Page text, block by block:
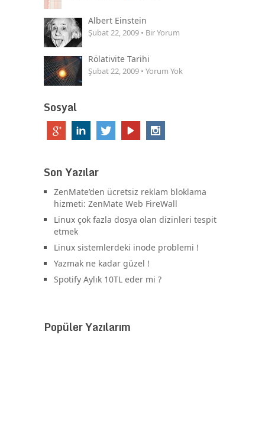
Albert Einstein
Şubat 22, 2009 • Bir Yorum
Rölativite Tarihi
Şubat 22, 2009 • Yorum Yok
Sosyal
Son Yazılar
ZenMate’den ücretsiz reklam bloklama
hizmeti: ZenMate Web FireWall
Linux çok fazla dosya olan dizinleri tespit
etmek
Linux sistemlerdeki inode problemi !
Yazmak ne kadar güzel !
Spotify Aylık 10TL eder mi ?
Popüler Yazılarım